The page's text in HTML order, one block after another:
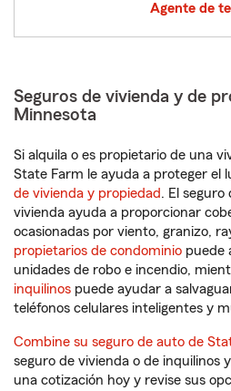
Agente de
Seguros de vivienda y de
Minnesota
Si alquila o es propietario de una
State Farm le ayuda a proteger el
de vivienda y propiedad. El seguro
vivienda ayuda a proporcionar
ocasionadas por viento, granizo,
propietarios de condominio puede
unidades de robo e incendio,
inquilinos puede ayudar a
teléfonos celulares inteligentes y
Combine su seguro de auto de
seguro de vivienda o de inquilinos
una cotización hoy y revise sus